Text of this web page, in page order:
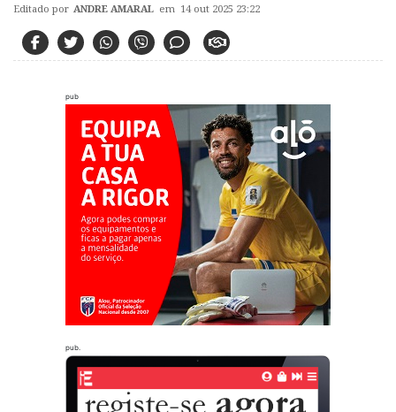
Editado por ANDRE AMARAL em 14 out 2025 23:22
pub
pub.